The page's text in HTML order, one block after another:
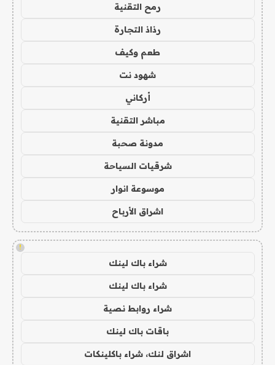
رمح التقنية
رذاذ التجارة
طعم وكيف
شهود نت
أركاني
مباشر التقنية
مدونة صحبة
شرقيات السياحة
موسوعة انوار
اشراق الأرباح
!
شراء باك لينك
شراء باك لينك
شراء روابط نصية
باقات باك لينك
اشراق لنك، شراء باكلينكات